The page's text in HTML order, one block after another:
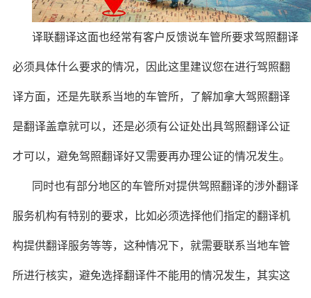
译联翻译这面也经常有客户反馈说车管所要求驾照翻译
必须具体什么要求的情况，因此这里建议您在进行驾照翻
译方面，还是先联系当地的车管所，了解加拿大驾照翻译
是翻译盖章就可以，还是必须有公证处出具驾照翻译公证
才可以，避免驾照翻译好又需要再办理公证的情况发生。
同时也有部分地区的车管所对提供驾照翻译的涉外翻译
服务机构有特别的要求，比如必须选择他们指定的翻译机
构提供翻译服务等等，这种情况下，就需要联系当地车管
所进行核实，避免选择翻译件不能用的情况发生，其实这